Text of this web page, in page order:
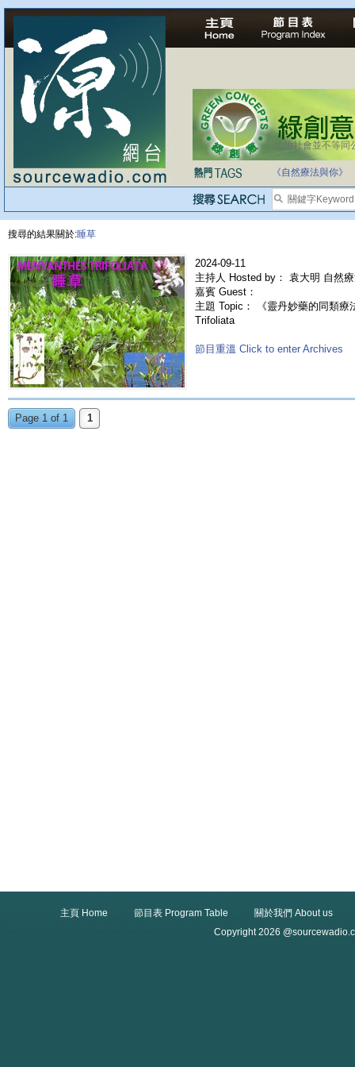
法治社會並不等同
《自然療法與你》
搜尋的結果關於:睡草
2024-09-11
主持人 Hosted by： 袁大明 自然
嘉賓 Guest：
主題 Topic： 《靈丹妙藥的同類
Trifoliata
節目重溫 Click to enter Archives
Page 1 of 1 1
主頁 Home 節目表 Program Table
關於我們 About us
Copyright 2026